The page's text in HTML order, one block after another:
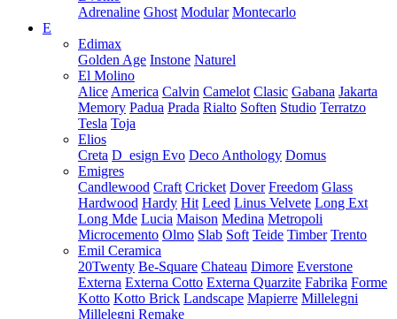
Adrenaline Ghost Modular Montecarlo
E
Edimax
Golden Age Instone Naturel
El Molino
Alice America Calvin Camelot Clasic Gabana Jakarta
Memory Padua Prada Rialto Soften Studio Terratzo
Tesla Toja
Elios
Creta D_esign Evo Deco Anthology Domus
Emigres
Candlewood Craft Cricket Dover Freedom Glass
Hardwood Hardy Hit Leed Linus Velvete Long Ext
Long Mde Lucia Maison Medina Metropoli
Microcemento Olmo Slab Soft Teide Timber Trento
Emil Ceramica
20Twenty Be-Square Chateau Dimore Everstone
Externa Externa Cotto Externa Quarzite Fabrika Forme
Kotto Kotto Brick Landscape Mapierre Millelegni
Millelegni Remake